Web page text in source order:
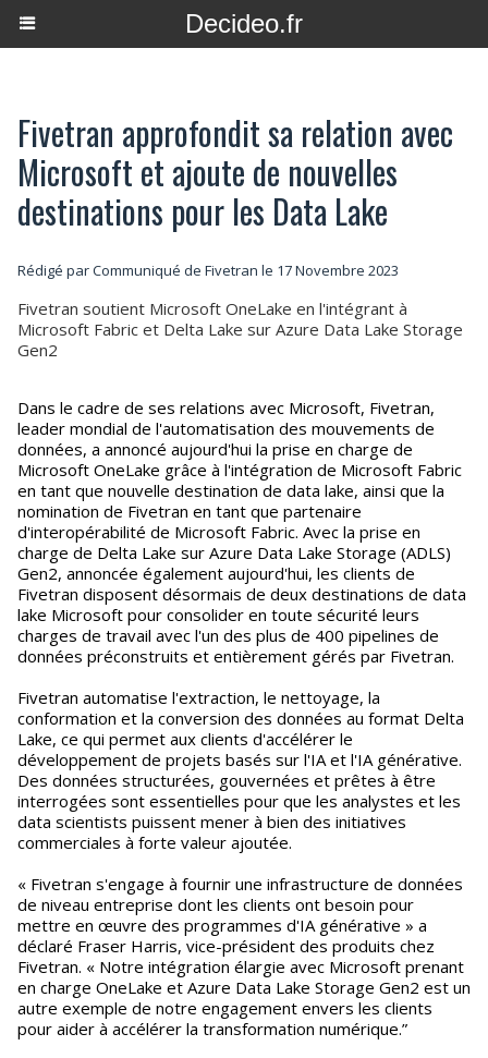
Decideo.fr
Fivetran approfondit sa relation avec
Microsoft et ajoute de nouvelles
destinations pour les Data Lake
Rédigé par Communiqué de Fivetran le 17 Novembre 2023
Fivetran soutient Microsoft OneLake en l'intégrant à
Microsoft Fabric et Delta Lake sur Azure Data Lake Storage
Gen2
Dans le cadre de ses relations avec Microsoft, Fivetran,
leader mondial de l'automatisation des mouvements de
données, a annoncé aujourd'hui la prise en charge de
Microsoft OneLake grâce à l'intégration de Microsoft Fabric
en tant que nouvelle destination de data lake, ainsi que la
nomination de Fivetran en tant que partenaire
d'interopérabilité de Microsoft Fabric. Avec la prise en
charge de Delta Lake sur Azure Data Lake Storage (ADLS)
Gen2, annoncée également aujourd'hui, les clients de
Fivetran disposent désormais de deux destinations de data
lake Microsoft pour consolider en toute sécurité leurs
charges de travail avec l'un des plus de 400 pipelines de
données préconstruits et entièrement gérés par Fivetran.
Fivetran automatise l'extraction, le nettoyage, la
conformation et la conversion des données au format Delta
Lake, ce qui permet aux clients d'accélérer le
développement de projets basés sur l'IA et l'IA générative.
Des données structurées, gouvernées et prêtes à être
interrogées sont essentielles pour que les analystes et les
data scientists puissent mener à bien des initiatives
commerciales à forte valeur ajoutée.
« Fivetran s'engage à fournir une infrastructure de données
de niveau entreprise dont les clients ont besoin pour
mettre en œuvre des programmes d'IA générative » a
déclaré Fraser Harris, vice-président des produits chez
Fivetran. « Notre intégration élargie avec Microsoft prenant
en charge OneLake et Azure Data Lake Storage Gen2 est un
autre exemple de notre engagement envers les clients
pour aider à accélérer la transformation numérique.”